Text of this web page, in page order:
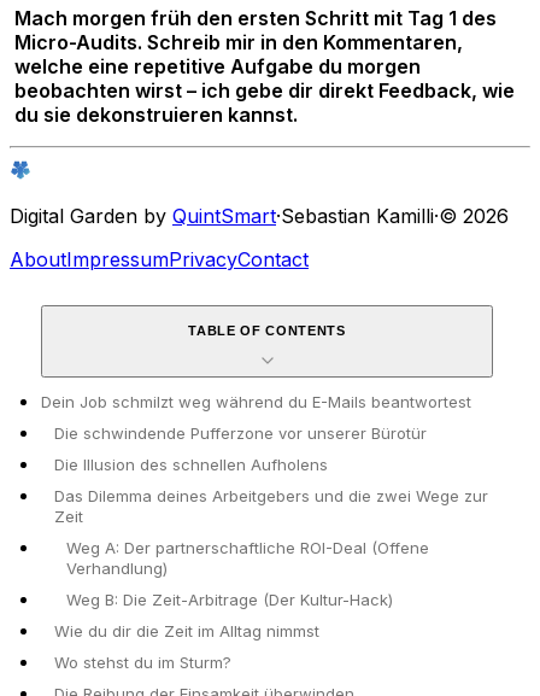
Mach morgen früh den ersten Schritt mit Tag 1 des
Micro-Audits. Schreib mir in den Kommentaren,
welche eine repetitive Aufgabe du morgen
beobachten wirst – ich gebe dir direkt Feedback, wie
du sie dekonstruieren kannst.
Digital Garden by QuintSmart·Sebastian Kamilli·© 2026
AboutImpressumPrivacyContact
TABLE OF CONTENTS
Dein Job schmilzt weg während du E-Mails beantwortest
Die schwindende Pufferzone vor unserer Bürotür
Die Illusion des schnellen Aufholens
Das Dilemma deines Arbeitgebers und die zwei Wege zur
Zeit
Weg A: Der partnerschaftliche ROI-Deal (Offene
Verhandlung)
Weg B: Die Zeit-Arbitrage (Der Kultur-Hack)
Wie du dir die Zeit im Alltag nimmst
Wo stehst du im Sturm?